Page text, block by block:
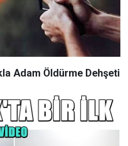
Adam Öldürme Dehşeti